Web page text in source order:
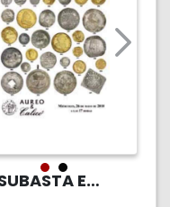
SUBASTA EN SALA